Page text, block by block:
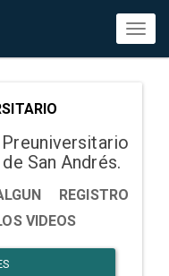
San Andrés.
REGISTRO
VIDEOS